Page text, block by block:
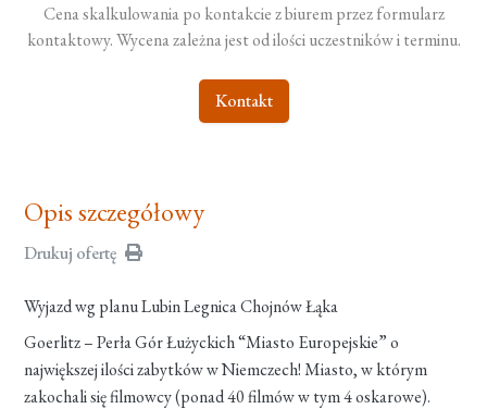
Cena skalkulowania po kontakcie z biurem przez formularz
kontaktowy. Wycena zależna jest od ilości uczestników i terminu.
Kontakt
Opis szczegółowy
Drukuj ofertę
Wyjazd wg planu Lubin Legnica Chojnów Łąka
Goerlitz – Perła Gór Łużyckich “Miasto Europejskie” o
największej ilości zabytków w Niemczech! Miasto, w którym
zakochali się filmowcy (ponad 40 filmów w tym 4 oskarowe).